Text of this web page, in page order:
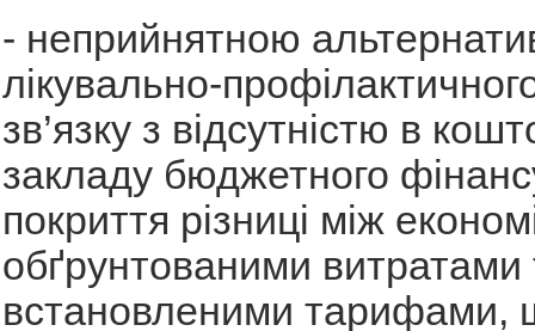
- неприйнятною
лікувально-
зв’язку з відсутністю в
закладу бюджетного
покриття різниці між
обґрунтованими витратами
встановленими тарифами,